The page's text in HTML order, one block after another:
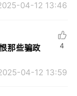
04-12 13:46
那些骗政
04-12 13:59
4